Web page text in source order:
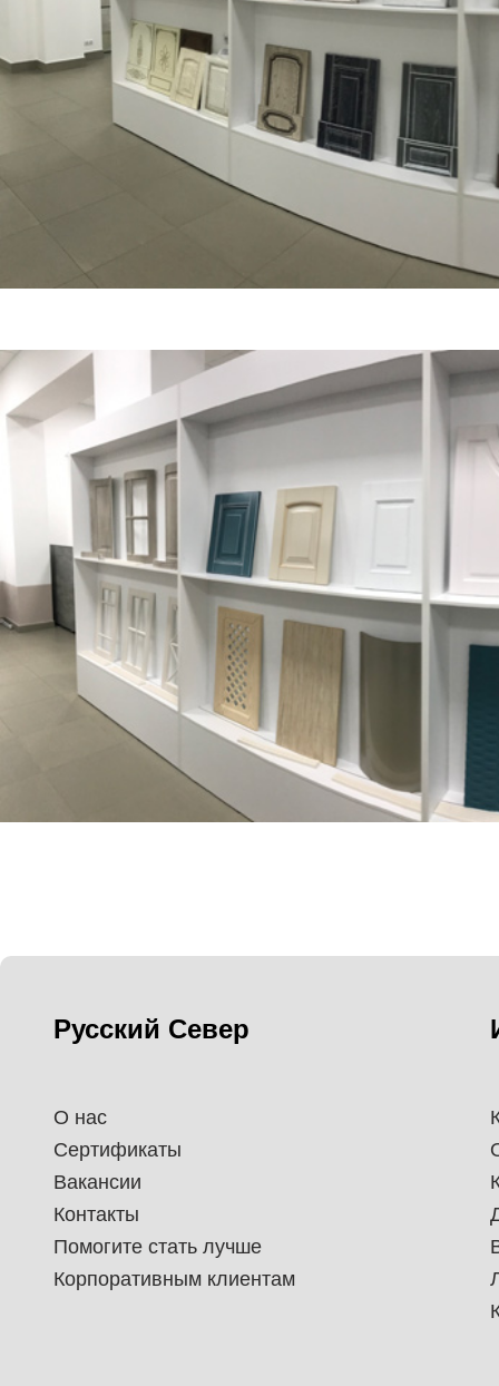
Русский Север
О нас
Сертификаты
Вакансии
Контакты
Помогите стать лучше
Корпоративным клиентам